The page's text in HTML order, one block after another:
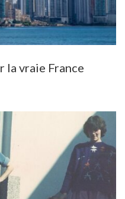
la vraie France